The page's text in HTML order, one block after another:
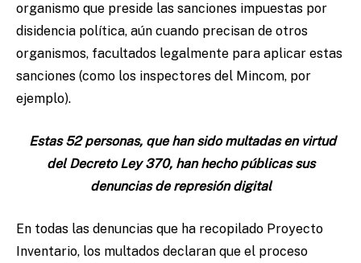
organismo que preside las sanciones impuestas por
disidencia política, aún cuando precisan de otros
organismos, facultados legalmente para aplicar estas
sanciones (como los inspectores del Mincom, por
ejemplo).
Estas 52 personas, que han sido multadas en virtud
del Decreto Ley 370, han hecho públicas sus
denuncias de represión digital
En todas las denuncias que ha recopilado Proyecto
Inventario, los multados declaran que el proceso